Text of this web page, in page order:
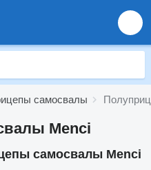
самосвалы
Menci
самосвалы Menci